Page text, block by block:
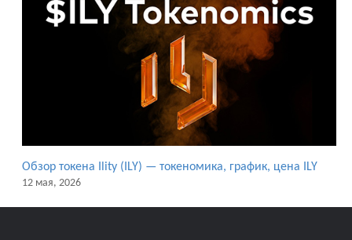
Обзор токена Ility (ILY) — токеномика, график, цена ILY
12 мая, 2026